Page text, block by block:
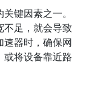
键因素之一。
不足，就会导致
速器时，确保网
或将设备靠近路